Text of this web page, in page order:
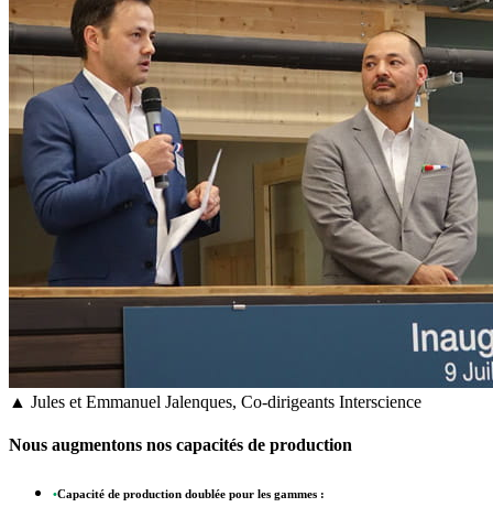
▲ Jules et Emmanuel Jalenques, Co-dirigeants Interscience
Nous augmentons nos capacités de production
•Capacité de production doublée pour les gammes :